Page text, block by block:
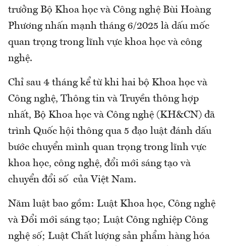
trưởng Bộ Khoa học và Công nghệ Bùi Hoàng
Phương nhấn mạnh tháng 6/2025 là dấu mốc
quan trọng trong lĩnh vực khoa học và công
nghệ.
Chỉ sau 4 tháng kể từ khi hai bộ Khoa học và
Công nghệ, Thông tin và Truyền thông hợp
nhất, Bộ Khoa học và Công nghệ (KH&CN) đã
trình Quốc hội thông qua 5 đạo luật đánh dấu
bước chuyển mình quan trọng trong lĩnh vực
khoa học, công nghệ, đổi mới sáng tạo và
chuyển đổi số của Việt Nam.
Năm luật bao gồm: Luật Khoa học, Công nghệ
và Đổi mới sáng tạo; Luật Công nghiệp Công
nghệ số; Luật Chất lượng sản phẩm hàng hóa